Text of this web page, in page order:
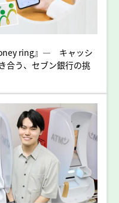
ring』― キャッシ
合う、セブン銀行の挑